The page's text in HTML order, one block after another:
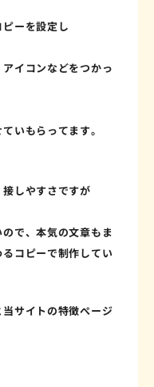
ーを設定し
イコンなどをつかっ
いもらってます。
しやすさですが
で、本気の文章もま
コピーで制作してい
サイトの特徴ぺージ